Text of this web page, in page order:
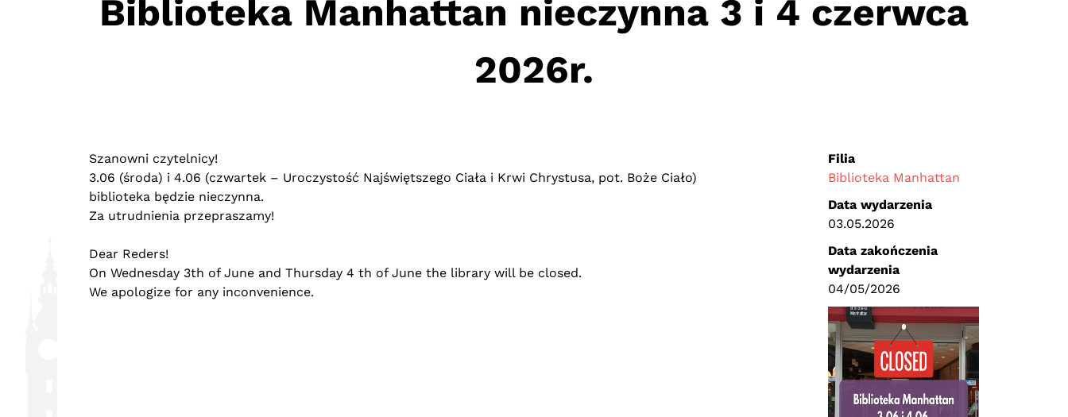
Biblioteka Manhattan nieczynna 3 i 4 czerwca
2026r.
Szanowni czytelnicy!
3.06 (środa) i 4.06 (czwartek – Uroczystość Najświętszego Ciała i Krwi Chrystusa, pot. Boże Ciało)
biblioteka będzie nieczynna.
Za utrudnienia przepraszamy!
Dear Reders!
On Wednesday 3th of June and Thursday 4 th of June the library will be closed.
We apologize for any inconvenience.
Filia
Biblioteka Manhattan
Data wydarzenia
03.05.2026
Data zakończenia
wydarzenia
04/05/2026